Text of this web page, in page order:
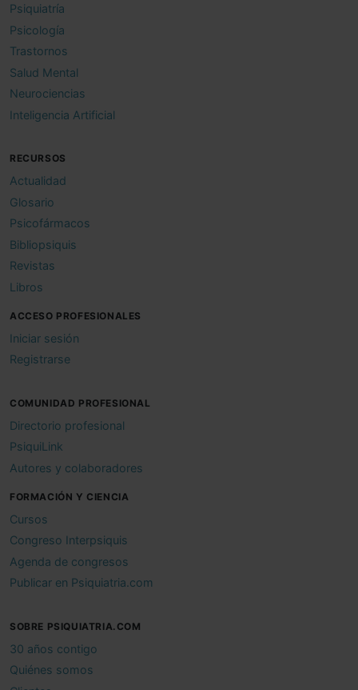
Psiquiatría
Psicología
Trastornos
Salud Mental
Neurociencias
Inteligencia Artificial
RECURSOS
Actualidad
Glosario
Psicofármacos
Bibliopsiquis
Revistas
Libros
ACCESO PROFESIONALES
Iniciar sesión
Registrarse
COMUNIDAD PROFESIONAL
Directorio profesional
PsiquiLink
Autores y colaboradores
FORMACIÓN Y CIENCIA
Cursos
Congreso Interpsiquis
Agenda de congresos
Publicar en Psiquiatria.com
SOBRE PSIQUIATRIA.COM
30 años contigo
Quiénes somos